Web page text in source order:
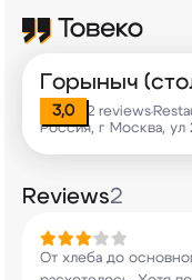
Горыныч
3,0 2 reviews•
Россия, г Москва, ул
Reviews2
От хлеба до